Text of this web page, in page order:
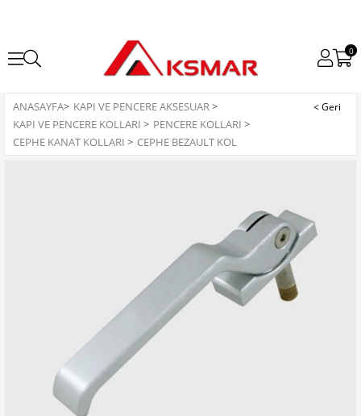
0
ANASAYFA> KAPI VE PENCERE AKSESUAR>
KAPI VE PENCERE KOLLARI > PENCERE KOLLARI >
CEPHE KANAT KOLLARI > CEPHE BEZAULT KOL